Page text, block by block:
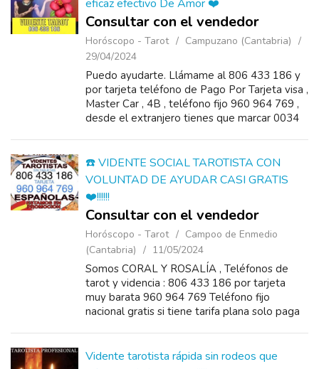
eficaz efectivo De Amor ❤️
Consultar con el vendedor
Horóscopo - Tarot
Campuzano (Cantabria)
29/04/2024
Puedo ayudarte. Llámame al 806 433 186 y
por tarjeta teléfono de Pago Por Tarjeta visa ,
Master Car , 4B , teléfono fijo 960 964 769 ,
desde el extranjero tienes que marcar 0034
☎️ VIDENTE SOCIAL TAROTISTA CON
VOLUNTAD DE AYUDAR CASI GRATIS
❤️!!!!!!
Consultar con el vendedor
Horóscopo - Tarot
Campoo de Enmedio
(Cantabria)
11/05/2024
Somos CORAL Y ROSALÍA , Teléfonos de
tarot y videncia : 806 433 186 por tarjeta
muy barata 960 964 769 Teléfono fijo
nacional gratis si tiene tarifa plana solo paga
Vidente tarotista rápida sin rodeos que